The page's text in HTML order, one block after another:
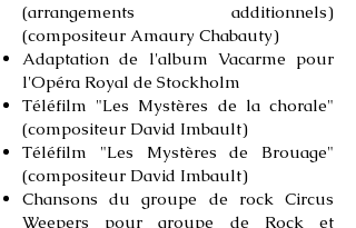
(arrangements additionnels)
(compositeur Amaury Chabauty)
Adaptation de l'album Vacarme pour
l'Opéra Royal de Stockholm
Téléfilm "Les Mystères de la chorale"
(compositeur David Imbault)
Téléfilm "Les Mystères de Brouage"
(compositeur David Imbault)
Chansons du groupe de rock Circus
Weepers pour groupe de Rock et